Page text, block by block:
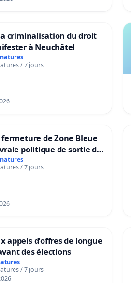
criminalisation du droit
à Neuchâtel
/ 7 jours
fermeture de Zone Bleue
politique de sortie de
/ 7 jours
appels d’offres de longue
des élections
/ 7 jours